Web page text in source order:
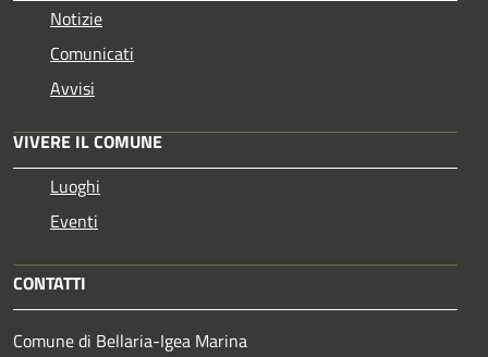
Notizie
Comunicati
Avvisi
VIVERE IL COMUNE
Luoghi
Eventi
CONTATTI
Comune di Bellaria-Igea Marina